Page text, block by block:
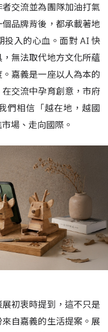
交流並為團隊加油打氣
品牌背後，都承載著地
投入的心血。面對 AI快
無法取代地方文化所蘊
嘉義是一座以人為本的
交流中孕育創意，市府
們相信「越在地，越國
場、走向國際。
初衷時提到，這不只是
自嘉義的生活提案。展